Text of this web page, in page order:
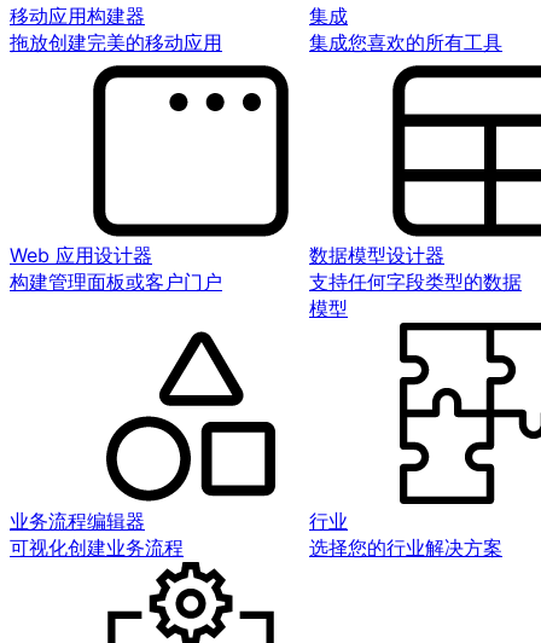
移动应用构建器
拖放创建完美的移动应用
集成
集成您喜欢的所有工具
Web 应用设计器
构建管理面板或客户门户
数据模型设计器
支持任何字段类型的数据
模型
业务流程编辑器
可视化创建业务流程
行业
选择您的行业解决方案